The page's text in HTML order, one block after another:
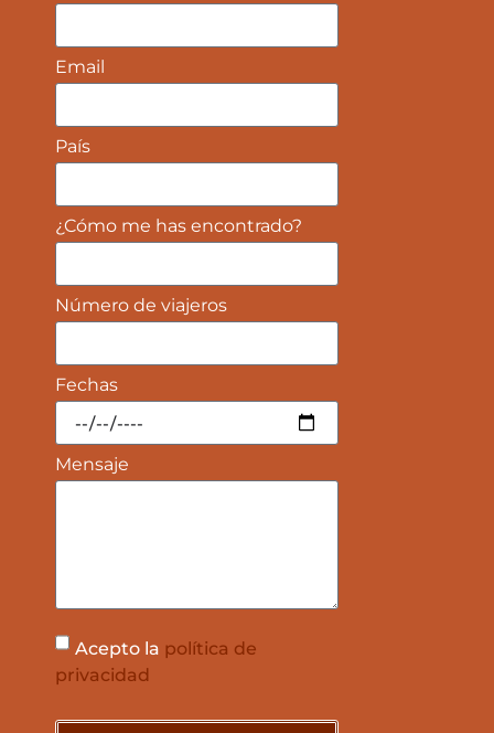
Email
País
¿Cómo me has encontrado?
Número de viajeros
Fechas
Mensaje
Acepto la política de
privacidad